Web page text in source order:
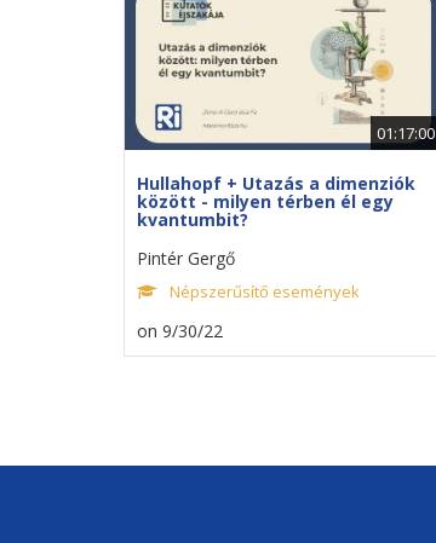
01:17:00
Hullahopf + Utazás a dimenziók
között - milyen térben él egy
kvantumbit?
Pintér Gergő
Népszerűsítő események
on 9/30/22